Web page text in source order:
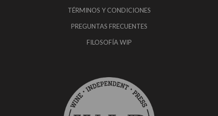
TÉRMINOS Y CONDICIONES
PREGUNTAS FRECUENTES
FILOSOFÍA WIP